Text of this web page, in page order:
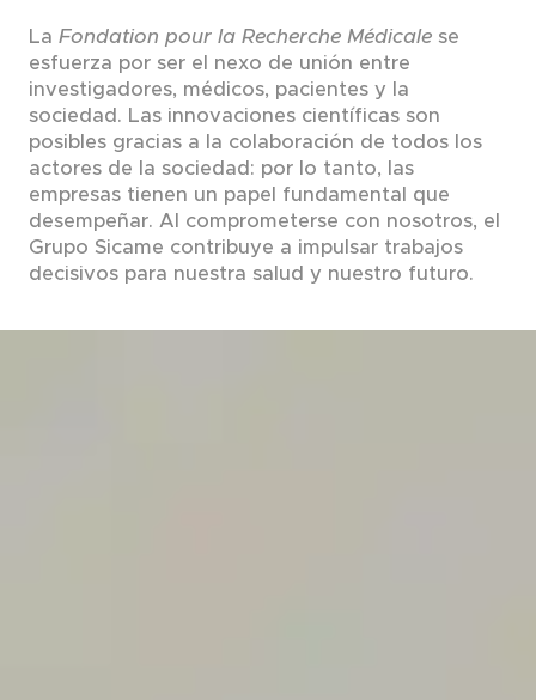
La Fondation pour la Recherche Médicalese
esfuerza por ser el nexo de unión entre
investigadores, médicos, pacientes y la
sociedad. Las innovaciones científicas son
posibles gracias a la colaboración de todos los
actores de la sociedad: por lo tanto, las
empresas tienen un papel fundamental que
desempeñar. Al comprometerse con nosotros, el
Grupo Sicame contribuye a impulsar trabajos
decisivos para nuestra salud y nuestro futuro.